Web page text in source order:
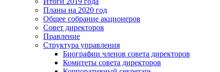
Планы на 2020 год
Общее собрание акционеров
Совет директоров
Правление
Структура управления
Биографии членов совета директоров
Комитеты совета директоров